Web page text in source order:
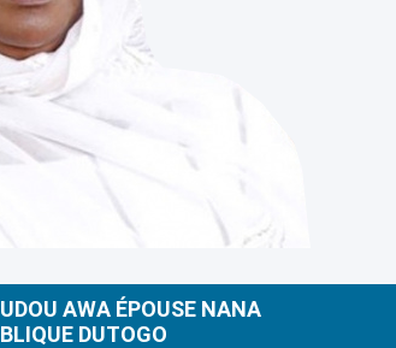
AWA ÉPOUSE NANA
DUTOGO